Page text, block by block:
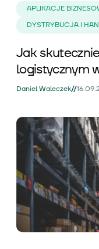
APLIKACJE
DYSTRYBUCJA I
Jak
logistycznym
Daniel Waleczek//